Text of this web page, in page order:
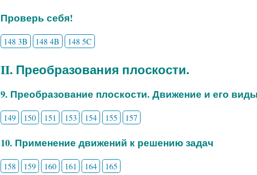
Проверь себя!
148 3B 148 4B 148 5C
II. Преобразования плоскости.
9. Преобразование плоскости. Движение и его виды
149 150 151 153 154 155 157
10. Применение движений к решению задач
158 159 160 161 164 165